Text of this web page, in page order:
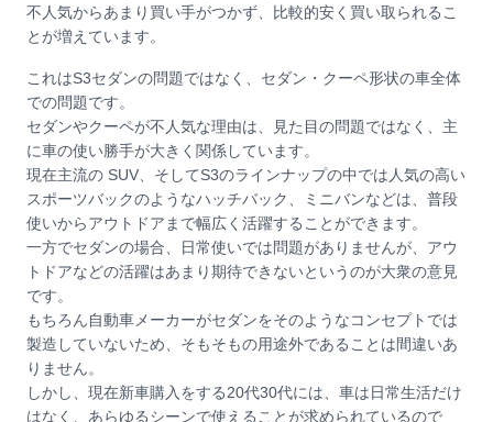
不人気からあまり買い手がつかず、比較的安く買い取られるこ
とが増えています。
これはS3セダンの問題ではなく、セダン・クーペ形状の車全体
での問題です。
セダンやクーペが不人気な理由は、見た目の問題ではなく、主
に車の使い勝手が大きく関係しています。
現在主流の SUV、そしてS3のラインナップの中では人気の高い
スポーツバックのようなハッチバック、ミニバンなどは、普段
使いからアウトドアまで幅広く活躍することができます。
一方でセダンの場合、日常使いでは問題がありませんが、アウ
トドアなどの活躍はあまり期待できないというのが大衆の意見
です。
もちろん自動車メーカーがセダンをそのようなコンセプトでは
製造していないため、そもそもの用途外であることは間違いあ
りません。
しかし、現在新車購入をする20代30代には、車は日常生活だけ
はなく、あらゆるシーンで使えることが求められているので